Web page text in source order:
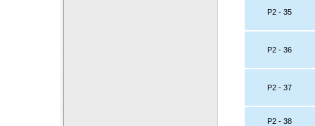
P2 - 35
P2 - 36
P2 - 37
P2 - 38